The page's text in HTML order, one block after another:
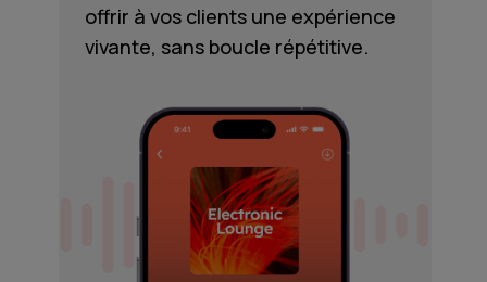
offrir à vos clients une expérience
vivante, sans boucle répétitive.